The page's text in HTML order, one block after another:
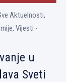
Aktuelnosti,
Vijesti -
u
Sveti